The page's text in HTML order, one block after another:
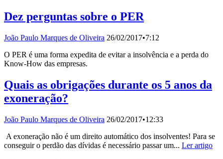
Dez perguntas sobre o PER
João Paulo Marques de Oliveira 26/02/2017•7:12
O PER é uma forma expedita de evitar a insolvência e a perda do
Know-How das empresas.
Quais as obrigações durante os 5 anos da
exoneração?
João Paulo Marques de Oliveira 26/02/2017•12:33
A exoneração não é um direito automático dos insolventes! Para se
conseguir o perdão das dívidas é necessário passar um... Ler artigo